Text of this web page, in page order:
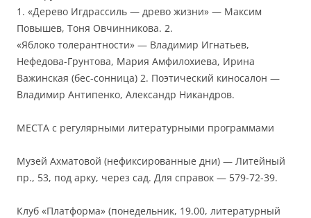
1. «Дерево Игдрассиль — древо жизни» — Максим
Повышев, Тоня Овчинникова. 2.
«Яблоко толерантности» — Владимир Игнатьев,
Нефедова-Грунтова, Мария Амфилохиева, Ирина
Важинская (бес-сонница) 2. Поэтический киносалон —
Владимир Антипенко, Александр Никандров.
МЕСТА с регулярными литературными программами
Музей Ахматовой (нефиксированные дни) — Литейный
пр., 53, под арку, через сад. Для справок — 579-72-39.
Клуб «Платформа» (понедельник, 19.00, литературный